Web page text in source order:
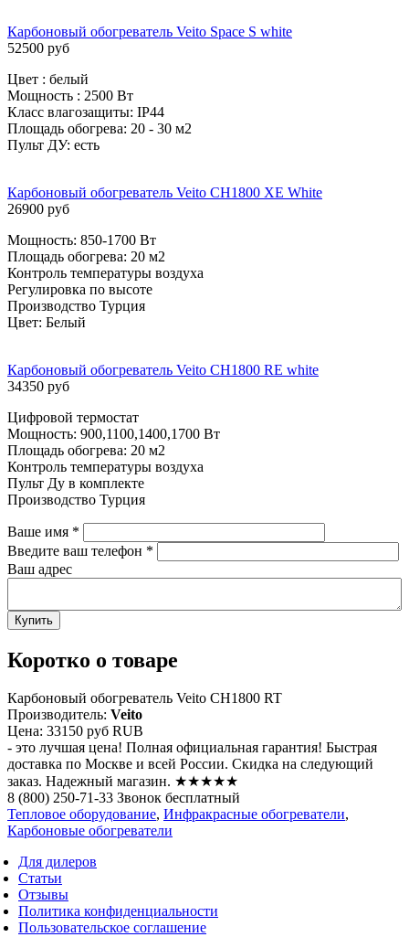
Карбоновый обогреватель Veito Space S white
52500 руб
Цвет : белый
Мощность : 2500 Вт
Класс влагозащиты: IP44
Площадь обогрева: 20 - 30 м2
Пульт ДУ: есть
Карбоновый обогреватель Veito CH1800 XE White
26900 руб
Мощность: 850-1700 Вт
Площадь обогрева: 20 м2
Контроль температуры воздуха
Регулировка по высоте
Производство Турция
Цвет: Белый
Карбоновый обогреватель Veito CH1800 RE white
34350 руб
Цифровой термостат
Мощность: 900,1100,1400,1700 Вт
Площадь обогрева: 20 м2
Контроль температуры воздуха
Пульт Ду в комплекте
Производство Турция
Ваше имя *
Введите ваш телефон *
Ваш адрес
Коротко о товаре
Карбоновый обогреватель Veito CH1800 RT
Производитель: Veito
Цена: 33150 руб RUB
- это лучшая цена! Полная официальная гарантия! Быстрая
доставка по Москве и всей России. Скидка на следующий
заказ. Надежный магазин. ★★★★★
8 (800) 250-71-33 Звонок бесплатный
Тепловое оборудование, Инфракрасные обогреватели,
Карбоновые обогреватели
Для дилеров
Статьи
Отзывы
Политика конфиденциальности
Пользовательское соглашение